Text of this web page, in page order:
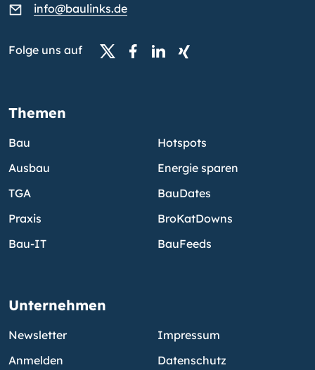
info@baulinks.de
Folge uns auf
Themen
Bau
Ausbau
TGA
Praxis
Bau-IT
Hotspots
Energie sparen
BauDates
BroKatDowns
BauFeeds
Unternehmen
Newsletter
Anmelden
Impressum
Datenschutz